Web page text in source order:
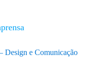
Design e Comunicação